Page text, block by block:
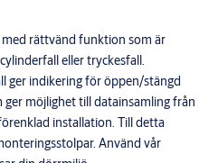
med rättvänd funktion som är
eller tryckesfall.
ger indikering för öppen/stängd
ger möjlighet till datainsamling från
installation. Till detta
Använd vår